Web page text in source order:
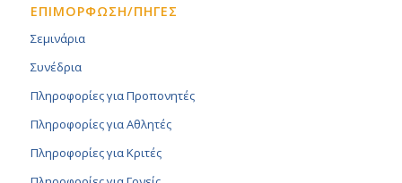
ΕΠΙΜΟΡΦΩΣΗ/ΠΗΓΕΣ
Σεμινάρια
Συνέδρια
Πληροφορίες για Προπονητές
Πληροφορίες για Αθλητές
Πληροφορίες για Κριτές